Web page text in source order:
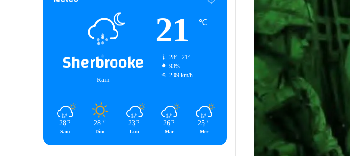
Sherbrooke
Rain
21 ℃
28º - 21º
93%
2.09 km/h
28 ℃
Sam
28 ℃
Dim
23 ℃
Lun
26 ℃
Mar
25 ℃
Mer